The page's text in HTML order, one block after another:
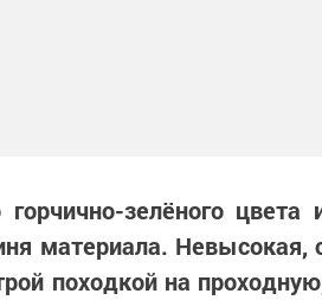
зелёного цвета
материала. Невысокая,
походкой на